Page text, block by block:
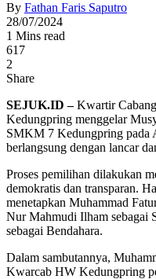
By Fathan Faris Saputro
28/07/2024
1 Mins read
617
2
Share
SEJUK.ID –Kwartir
Kedungpring menggelar
SMKM 7 Kedungpring pada
berlangsung dengan lancar
Proses pemilihan dilakukan
demokratis dan transparan.
menetapkan Muhammad
Nur Mahmudi Ilham sebagai
sebagai Bendahara.
Dalam sambutannya,
Kwarcab HW Kedungpring